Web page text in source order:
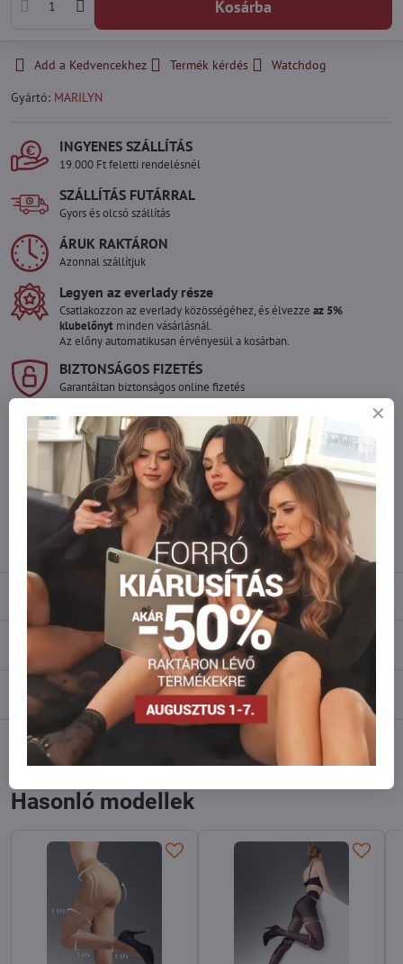
Kosárba
Add a Kedvencekhez Termék kérdés
Watchdog
Gyártó: MARILYN
INGYENES SZÁLLÍTÁS
19.000 Ft feletti rendelésnél
SZÁLLÍTÁS FUTÁRRAL
Gyors és olcsó szállítás
ÁRUK RAKTÁRON
Azonnal szállítjuk
Legyen az everlady része
Csatlakozzon az everlady közösségéhez, és élvezze az 5%
klubelőnyt minden vásárlásnál.
Az előny automatikusan érvényesül a kosárban.
BIZTONSÁGOS FIZETÉS
Garantáltan biztonságos online fizetés
Szeretne több terméket rendelni mint
amennyi raktáron van?
Ne habozzon kapcsolatba lépni velünk, raktárra szállítjuk az árut!
info​@everlady​.eu
Leírás
Vélemények 0
Fórum 0
Facebook Reddit LinkedIn
Hasonló modellek